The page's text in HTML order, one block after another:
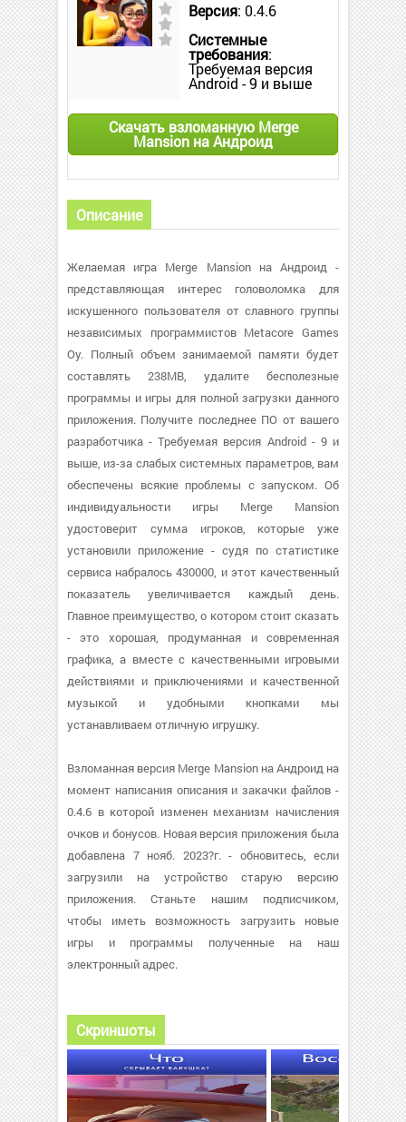
Версия: 0.4.6
Системные
требования:
Требуемая версия
Android - 9 и выше
Скачать взломанную Merge
Mansion на Андроид
Описание
Желаемая игра Merge Mansion на Андроид -
представляющая интерес головоломка для
искушенного пользователя от славного группы
независимых программистов Metacore Games
Oy. Полный объем занимаемой памяти будет
составлять 238MB, удалите бесполезные
программы и игры для полной загрузки данного
приложения. Получите последнее ПО от вашего
разработчика - Требуемая версия Android - 9 и
выше, из-за слабых системных параметров, вам
обеспечены всякие проблемы с запуском. Об
индивидуальности игры Merge Mansion
удостоверит сумма игроков, которые уже
установили приложение - судя по статистике
сервиса набралось 430000, и этот качественный
показатель увеличивается каждый день.
Главное преимущество, о котором стоит сказать
- это хорошая, продуманная и современная
графика, а вместе с качественными игровыми
действиями и приключениями и качественной
музыкой и удобными кнопками мы
устанавливаем отличную игрушку.
Взломанная версия Merge Mansion на Андроид на
момент написания описания и закачки файлов -
0.4.6 в которой изменен механизм начисления
очков и бонусов. Новая версия приложения была
добавлена 7 нояб. 2023?г. - обновитесь, если
загрузили на устройство старую версию
приложения. Станьте нашим подписчиком,
чтобы иметь возможность загрузить новые
игры и программы полученные на наш
электронный адрес.
Скриншоты